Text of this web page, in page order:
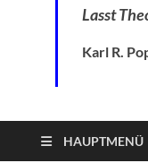
Lasst
Karl R.
HAUPTMENÜ